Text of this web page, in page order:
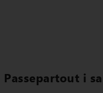
Passepartout i